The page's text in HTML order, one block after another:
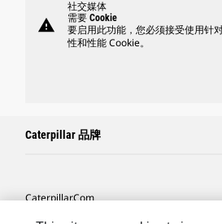
warning
社交媒体
需要 Cookie
要启用此功能，您必须接受使用针
性和性能 Cookie。
Caterpillar 品牌
Caterpillar.com